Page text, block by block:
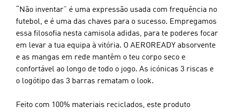
“Não inventar” é uma expressão usada com frequência no
futebol, e é uma das chaves para o sucesso. Empregamos
essa filosofia nesta camisola adidas, para te poderes focar
em levar a tua equipa à vitória. O AEROREADY absorvente
e as mangas em rede mantêm o teu corpo seco e
confortável ao longo de todo o jogo. As icónicas 3 riscas e
o logótipo das 3 barras rematam o look.
Feito com 100% materiais reciclados, este produto